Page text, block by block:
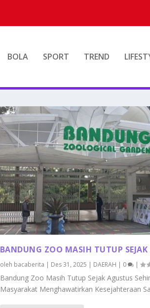
BOLA SPORT TREND
BANDUNG ZOO MASIH TUTUP SEJAK
oleh bacaberita | Des 31, 2025 | DAERAH | 0 |
Bandung Zoo Masih Tutup Sejak Agustus
Masyarakat Menghawatirkan Kesejahteraan